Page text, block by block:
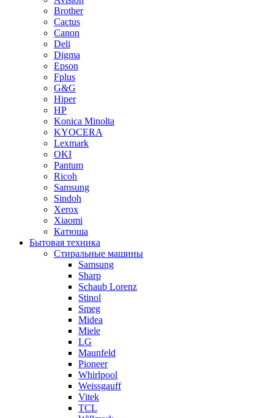
Brother
Cactus
Canon
Deli
Digma
Epson
Fplus
G&G
Hiper
HP
Konica Minolta
KYOCERA
Lexmark
OKI
Pantum
Ricoh
Samsung
Sindoh
Xerox
Xiaomi
Катюша
Бытовая техника
Стиральные машины
Samsung
Sharp
Schaub Lorenz
Stinol
Smeg
Midea
Miele
LG
Maunfeld
Pioneer
Whirlpool
Weissgauff
Vitek
TCL